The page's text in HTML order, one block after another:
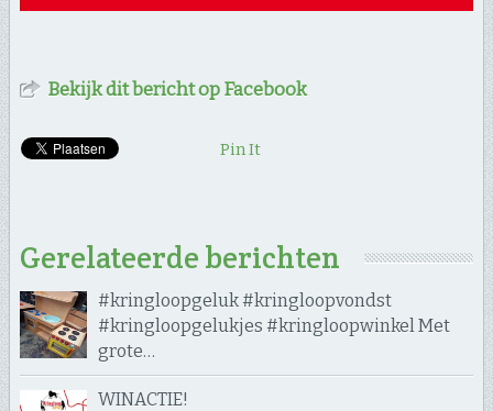
Bekijk dit bericht op Facebook
Pin It
Gerelateerde berichten
#kringloopgeluk #kringloopvondst
#kringloopgelukjes #kringloopwinkel Met
grote…
WINACTIE!